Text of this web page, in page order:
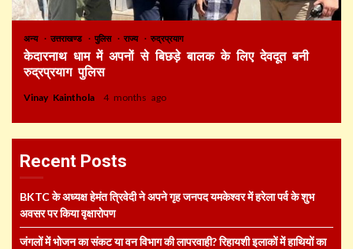
अन्य उत्तराखण्ड पुलिस राज्य रुद्रप्रयाग
केदारनाथ धाम में अपनों से बिछड़े बालक के लिए देवदूत बनी
रुद्रप्रयाग पुलिस
Vinay Kainthola 4 months ago
Recent Posts
BKTC के अध्यक्ष हेमंत त्रिवेदी ने अपने गृह जनपद यमकेश्वर में हरेला पर्व के शुभ
अवसर पर किया वृक्षारोपण
जंगलों में भोजन का संकट या वन विभाग की लापरवाही? रिहायशी इलाकों में हाथियों का